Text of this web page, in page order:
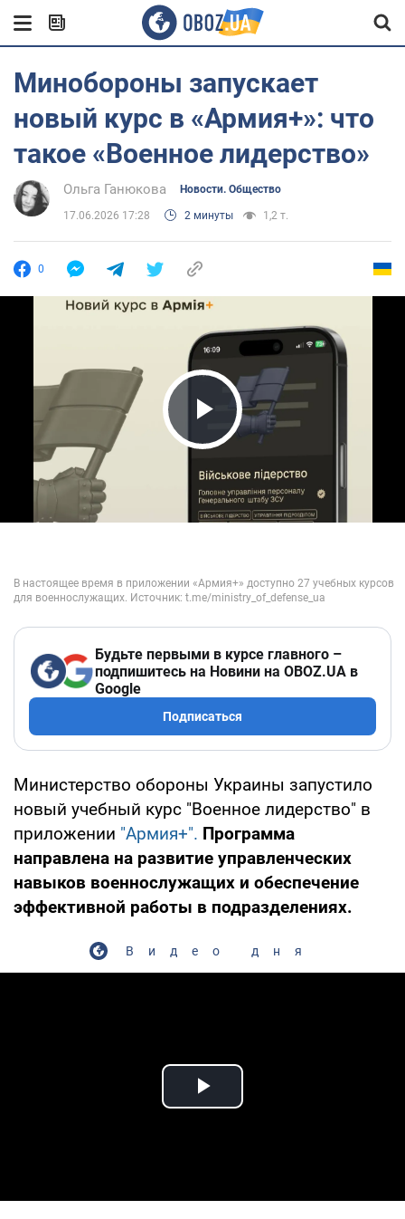
Минобороны запускает
новый курс в «Армия+»: что
такое «Военное лидерство»
Ольга Ганюкова Новости. Общество
17.06.2026 17:28 2 минуты 1,2 т.
0
Play Video
Будьте первыми в курсе главного –
подпишитесь на Новини на OBOZ.UA в
Google
Подписаться
Министерство обороны Украины запустило
новый учебный курс "Военное лидерство" в
приложении "Армия+". Программа
направлена на развитие управленческих
навыков военнослужащих и обеспечение
эффективной работы в подразделениях.
Видео дня
Play Video